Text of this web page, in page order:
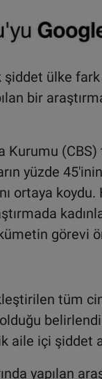
şiddet ülke
bir
(CBS)
yüzde
ortaya
görevi
tüm
aile içi şiddet
yapılan